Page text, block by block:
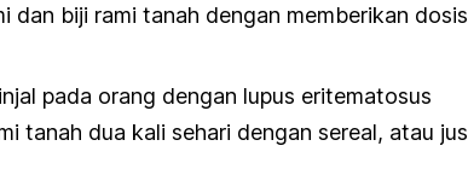
dan biji rami tanah dengan memberikan dosis
pada orang dengan lupus eritematosus
tanah dua kali sehari dengan sereal, atau jus